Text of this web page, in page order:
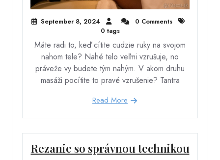
September 8, 2024
0 Comments
0 tags
Máte radi to, keď cítite cudzie ruky na svojom
nahom tele? Nahé telo veľmi vzrušuje, no
práveže vy budete tým nahým. V akom druhu
masáži pocítite to pravé vzrušenie? Tantra
Read More
Rezanie so správnou technikou